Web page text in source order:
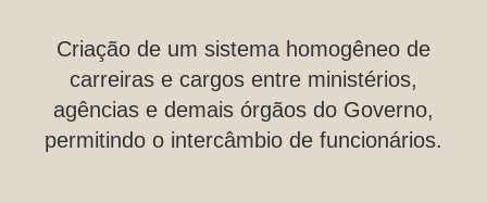
Criação de um sistema homogêneo de
carreiras e cargos entre ministérios,
agências e demais órgãos do Governo,
permitindo o intercâmbio de funcionários.